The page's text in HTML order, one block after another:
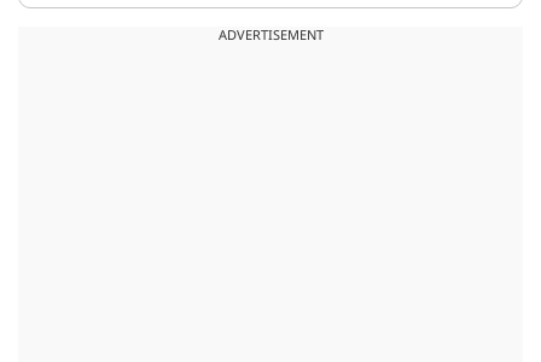
ADVERTISEMENT